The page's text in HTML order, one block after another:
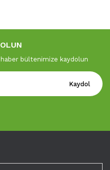
bültenimize kaydolun
Kaydol